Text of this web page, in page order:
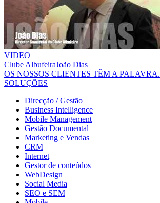
VIDEO
Clube AlbufeiraJoão Dias
OS NOSSOS CLIENTES TÊM A PALAVRA.
SOLUÇÕES
Direcção / Gestão
Business Intelligence
Mobile Management
Gestão Documental
Marketing e Vendas
CRM
Internet
Gestor de conteúdos
WebDesign
Social Media
SEO e SEM